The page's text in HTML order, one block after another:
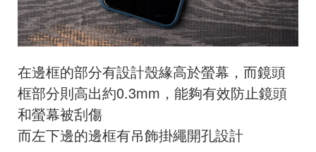
在邊框的部分有設計殼緣高於螢幕，而鏡頭
框部分則高出約0.3mm，能夠有效防止鏡頭
和螢幕被刮傷
而左下邊的邊框有吊飾掛繩開孔設計